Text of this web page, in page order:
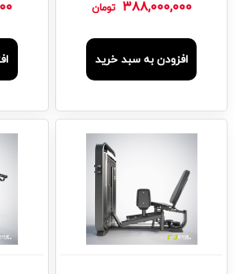
388,000,000 تومان
افزودن به سبد خرید